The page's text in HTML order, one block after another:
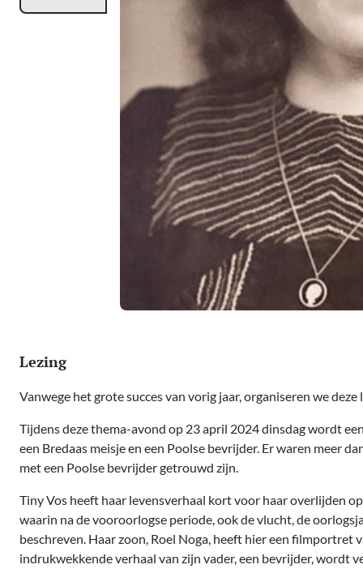
Lezing
Vanwege het grote succes van vorig jaar, organiseren we
Tijdens deze thema-avond op 23 april 2024 dinsdag wordt
een Bredaas meisje en een Poolse bevrijder. Er waren meer
met een Poolse bevrijder getrouwd zijn.
Tiny Vos heeft haar levensverhaal kort voor haar overlijden
waarin na de vooroorlogse periode, ook de vlucht, de
beschreven. Haar zoon, Roel Noga, heeft hier een filmportret
indrukwekkende verhaal van zijn vader, een bevrijder, wordt